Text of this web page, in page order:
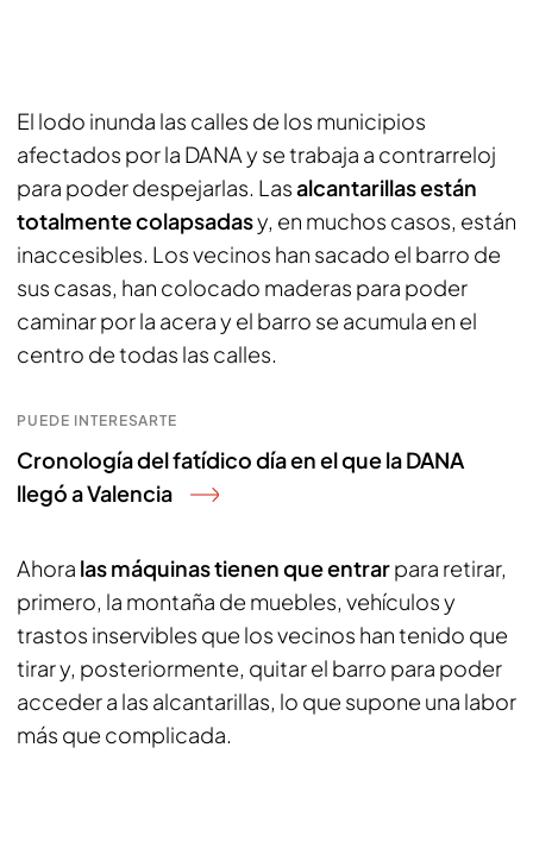
El lodo inunda las calles de los municipios
afectados por la DANA y se trabaja a contrarreloj
para poder despejarlas. Lasalcantarillas están
totalmente colapsadasy, en muchos casos, están
inaccesibles. Los vecinos han sacado el barro de
sus casas, han colocado maderas para poder
caminar por la acera y el barro se acumula en el
centro de todas las calles.
PUEDE INTERESARTE
Cronología del fatídico día en el que la DANA
llegó a Valencia
Ahora las máquinas tienen que entrarpara retirar,
primero, la montaña de muebles, vehículos y
trastos inservibles que los vecinos han tenido que
tirar y, posteriormente, quitar el barro para poder
acceder a las alcantarillas, lo que supone una labor
más que complicada.